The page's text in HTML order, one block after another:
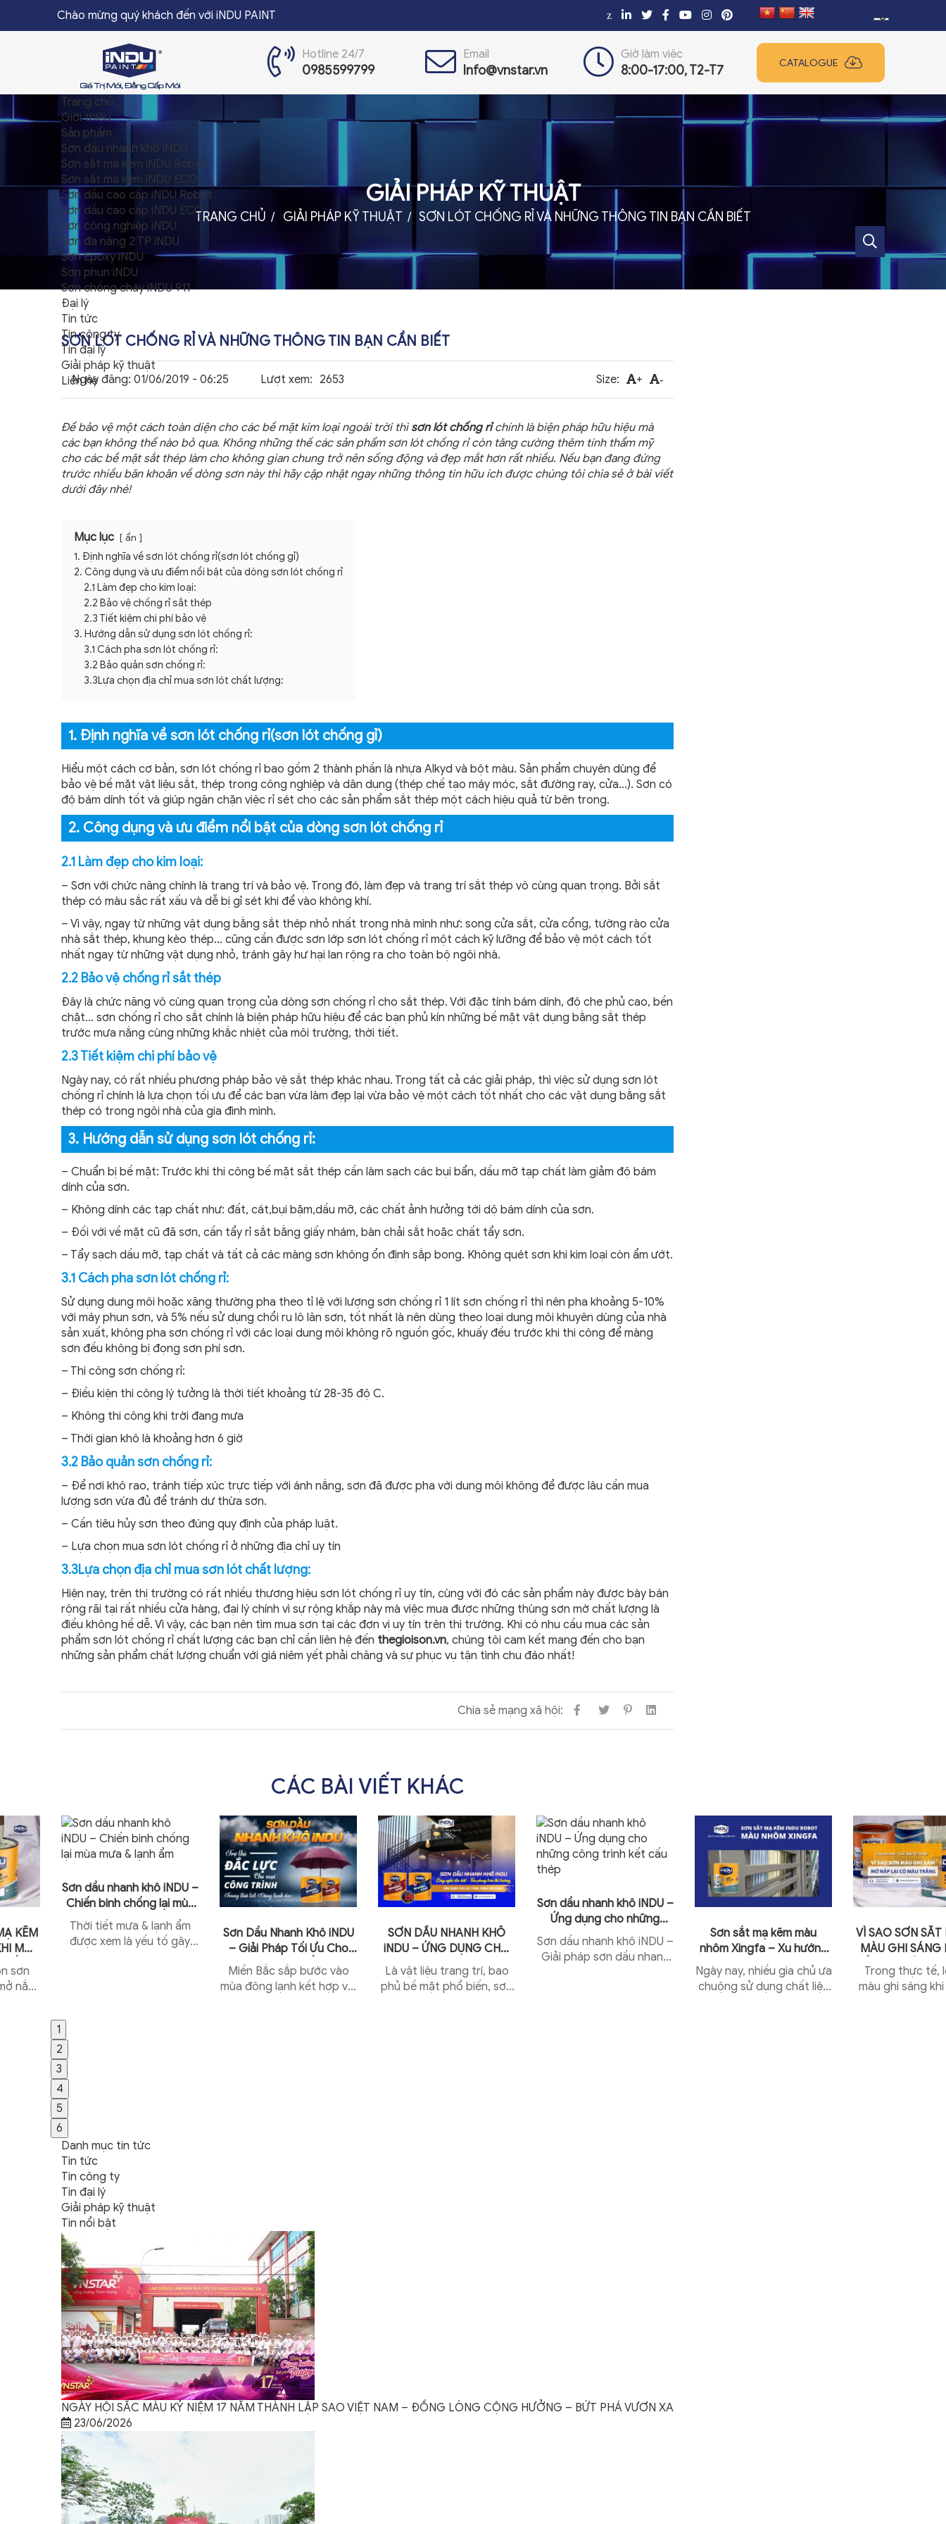
TRANG CHỦ
GIỚI THIỆU
SẢN PHẨM
Chào mừng quý khách đến với iNDU PAINT z
Hotline 24/7
0985599799
Email
Info@vnstar.vn
Giờ làm việc
8:00-17:00, T2-T7 CATALOGUE
Trang chủ
Giới thiệu
Sản phẩm
Sơn dầu nhanh khô iNDU
Sơn sắt mạ kẽm iNDU Robot
Sơn sắt mạ kẽm iNDU ECO
Sơn dầu cao cấp iNDU Robot
Sơn dầu cao cấp iNDU ECO
Sơn công nghiệp iNDU
Sơn đa năng 2 TP iNDU
Sơn Epoxy iNDU
Sơn phun iNDU
Sơn chống cháy iNDU 911
Đại lý
Tin tức
Tin công ty
Tin đại lý
Giải pháp kỹ thuật
Liên hệ
TRANG CHỦ GIẢI PHÁP KỸ THUẬT SƠN LÓT CHỐNG RỈ VÀ NHỮNG THÔNG TIN BẠN CẦN BIẾT
GIẢI PHÁP KỸ THUẬT
SƠN LÓT CHỐNG RỈ VÀ NHỮNG THÔNG TIN BẠN CẦN BIẾT
Ngày đăng: 01/06/2019 - 06:25 Lượt xem: 2653 Size: + -
Để bảo vệ một cách toàn diện cho các bề mặt kim loại ngoài trời thì sơn lót chống rỉchính là biện pháp hữu hiệu mà
các bạn không thể nào bỏ qua. Không những thế các sản phẩm sơn lót chống rỉ còn tăng cường thêm tính thẩm mỹ
cho các bề mặt sắt thép làm cho không gian chung trở nên sống động và đẹp mắt hơn rất nhiều. Nếu bạn đang đứng
trước nhiều băn khoăn về dòng sơn này thì hãy cập nhật ngay những thông tin hữu ích được chúng tôi chia sẻ ở bài viết
dưới đây nhé! ​
Mục lục ẩn
1. Định nghĩa về sơn lót chống rỉ(sơn lót chống gỉ)
2. Công dụng và ưu điểm nổi bật của dòng sơn lót chống rỉ
2.1 Làm đẹp cho kim loại:
2.2 Bảo vệ chống rỉ sắt thép
2.3 Tiết kiệm chi phí bảo vệ
3. Hướng dẫn sử dụng sơn lót chống rỉ:​
3.1 Cách pha sơn lót chống rỉ:
3.2 Bảo quản sơn chống rỉ:
3.3Lựa chọn địa chỉ mua sơn lót chất lượng:
1. Định nghĩa về sơn lót chống rỉ(sơn lót chống gỉ)
Hiểu một cách cơ bản, sơn lót chống rỉ bao gồm 2 thành phần là nhựa Alkyd và bột màu. Sản phẩm chuyên dùng để
bảo vệ bề mặt vật liệu sắt, thép trong công nghiệp và dân dụng (thép chế tạo máy móc, sắt đường ray, cửa…). Sơn có
độ bám dính tốt và giúp ngăn chặn việc rỉ sét cho các sản phẩm sắt thép một cách hiệu quả từ bên trong.
2. Công dụng và ưu điểm nổi bật của dòng sơn lót chống rỉ
2.1 Làm đẹp cho kim loại:
– Sơn với chức năng chính là trang trí và bảo vệ. Trong đó, làm đẹp và trang trí sắt thép vô cùng quan trọng. Bởi sắt
thép có màu sắc rất xấu và dễ bị gỉ sét khi để vào không khí.
– Vì vậy, ngay từ những vật dụng bằng sắt thép nhỏ nhất trong nhà mình như: song cửa sắt, cửa cổng, tường rào cửa
nhà sắt thép, khung kèo thép… cũng cần được sơn lớp sơn lót chống rỉ một cách kỹ lưỡng để bảo vệ một cách tốt
nhất ngay từ những vật dụng nhỏ, tránh gây hư hại lan rộng ra cho toàn bộ ngôi nhà.
2.2 Bảo vệ chống rỉ sắt thép
Đây là chức năng vô cùng quan trọng của dòng sơn chống rỉ cho sắt thép. Với đặc tính bám dính, độ che phủ cao, bền
chặt… sơn chống rỉ cho sắt chính là biện pháp hữu hiệu để các bạn phủ kín những bề mặt vật dụng bằng sắt thép
trước mưa nắng cùng những khắc nhiệt của môi trường, thời tiết.
2.3 Tiết kiệm chi phí bảo vệ
Ngày nay, có rất nhiều phương pháp bảo vệ sắt thép khác nhau. Trong tất cả các giải pháp, thì việc sử dụng sơn lót
chống rỉ chính là lựa chọn tối ưu để các bạn vừa làm đẹp lại vừa bảo vệ một cách tốt nhất cho các vật dụng bằng sắt
thép có trong ngôi nhà của gia đình mình.
3. Hướng dẫn sử dụng sơn lót chống rỉ:
– Chuẩn bị bề mặt: Trước khi thi công bề mặt sắt thép cần làm sạch các bụi bẩn, dầu mỡ tạp chất làm giảm độ bám
dính của sơn.
– Không dính các tạp chất như: đất, cát,bụi bặm,dầu mỡ, các chất ảnh hưởng tới dộ bám dính của sơn.
– Đối với về mặt cũ đã sơn, cần tẩy rỉ sắt bằng giấy nhám, bàn chải sắt hoặc chất tẩy sơn.
– Tẩy sạch dầu mỡ, tạp chất và tất cả các màng sơn không ổn định sắp bong. Không quét sơn khi kim loại còn ẩm ướt.
3.1 Cách pha sơn lót chống rỉ:
Sử dụng dung môi hoặc xăng thường pha theo tỉ lệ với lượng sơn chống rỉ 1 lít sơn chống rỉ thì nên pha khoảng 5-10%
với máy phun sơn, và 5% nếu sử dụng chổi ru lô lăn sơn, tốt nhất là nên dùng theo loại dung môi khuyên dùng của nhà
sản xuất, không pha sơn chống rỉ với các loại dung môi không rõ nguồn gốc, khuấy đều trước khi thi công để màng
sơn đều không bị đọng sơn phí sơn.
– Thi công sơn chống rỉ:
– Điều kiện thi công lý tưởng là thời tiết khoảng từ 28-35 độ C.
– Không thi công khi trời đang mưa
– Thời gian khô là khoảng hơn 6 giờ
3.2 Bảo quản sơn chống rỉ:
– Để nơi khô rao, tránh tiếp xúc trực tiếp với ánh nắng, sơn đã được pha với dung môi không để được lâu cần mua
lượng sơn vừa đủ để tránh dư thừa sơn.
– Cần tiêu hủy sơn theo đúng quy định của pháp luật.
– Lựa chọn mua sơn lót chống rỉ ở những địa chỉ uy tín
3.3Lựa chọn địa chỉ mua sơn lót chất lượng:
Hiện nay, trên thị trường có rất nhiều thương hiệu sơn lót chống rỉ uy tín, cùng với đó các sản phẩm này được bày bán
rộng rãi tại rất nhiều cửa hàng, đại lý chính vì sự rộng khắp này mà việc mua được những thùng sơn mờ chất lượng là
điều không hề dễ. Vì vậy, các bạn nên tìm mua sơn tại các đơn vị uy tín trên thị trường. Khi có nhu cầu mua các sản
phẩm sơn lót chống rỉ chất lượng các bạn chỉ cần liên hệ đến thegioison.vn, chúng tôi cam kết mang đến cho bạn
những sản phẩm chất lượng chuẩn với giá niêm yết phải chăng và sự phục vụ tận tình chu đáo nhất!
Chia sẻ mạng xã hội:
CÁC BÀI VIẾT KHÁC
KẼM
MỞ
sơn
nắp
Sơn dầu nhanh khô iNDU –
Chiến binh chống lại mùa
mưa & lạnh ẩm
Thời tiết mưa & lạnh ẩm
được xem là yếu tố gây
Sơn Dầu Nhanh Khô iNDU
– Giải Pháp Tối Ưu Cho
Mùa Đông Ẩm
Miền Bắc sắp bước vào
mùa đông lạnh kết hợp với
SƠN DẦU NHANH KHÔ
iNDU – ỨNG DỤNG CHO
CÁC CÔNG TRÌNH DÂN
DỤNG
Là vật liệu trang trí, bao
phủ bề mặt phổ biến, sơn
Sơn dầu nhanh khô iNDU –
Ứng dụng cho những
công trình kết cấu thép
Sơn dầu nhanh khô iNDU –
Giải pháp sơn dầu nhanh
Sơn sắt mạ kẽm màu
nhôm Xingfa – Xu hướng
2023
Ngày nay, nhiều gia chủ ưa
chuộng sử dụng chất liệu
VÌ SAO SƠN SẮT
MÀU GHI SÁNG
NẮP LẠI CÓ
Trong thực tế,
màu ghi sáng
1
2
3
4
5
6
Danh mục tin tức
Tin tức
Tin công ty
Tin đại lý
Giải pháp kỹ thuật
Tin nổi bật
NGÀY HỘI SẮC MÀU KỶ NIỆM 17 NĂM THÀNH LẬP SAO VIỆT NAM – ĐỒNG LÒNG CỘNG HƯỞNG – BỨT PHÁ VƯƠN XA
23/06/2026